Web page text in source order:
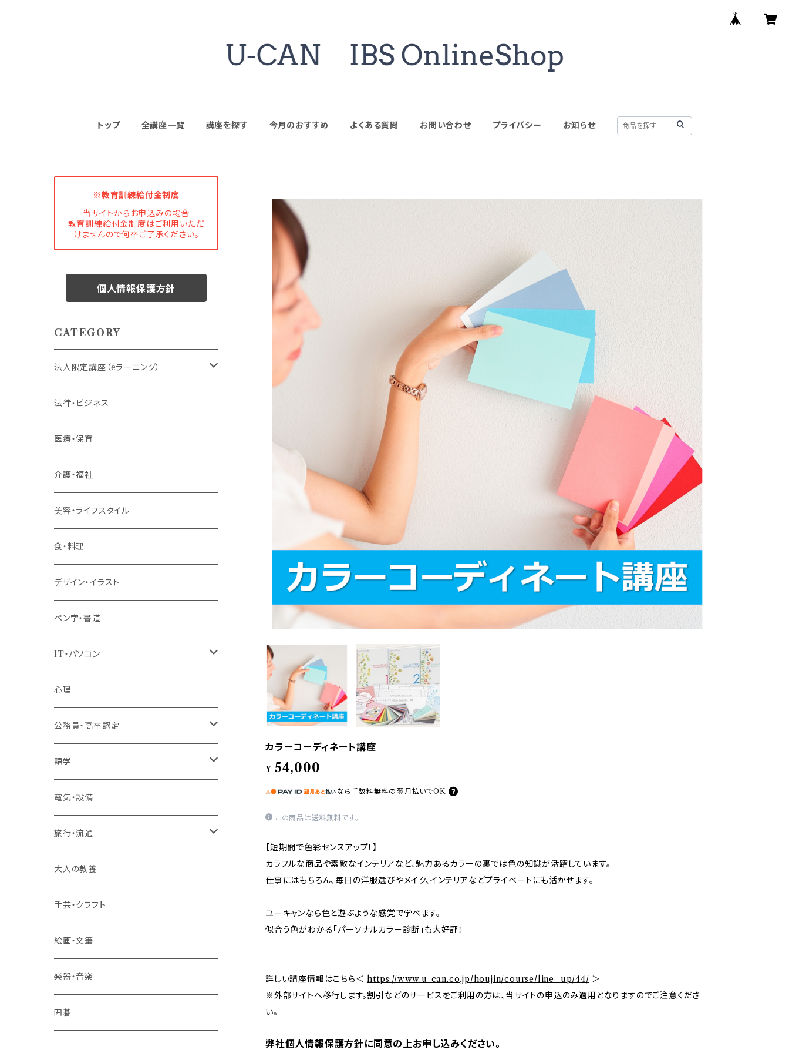
トップ 全講座一覧 講座を探す 今月のおすすめ よくある質問 お問い合わせ プライバシー お知らせ
カラーコーディネート講座
¥ 54,000
なら 手数料無料の 翌月払いでOK
この商品は送料無料です。
【短期間で色彩センスアップ！】
カラフルな商品や素敵なインテリアなど、魅力あるカラーの裏では色の知識が活躍しています。
仕事にはもちろん、毎日の洋服選びやメイク、インテリアなどプライベートにも活かせます。
ユーキャンなら色と遊ぶような感覚で学べます。
似合う色がわかる「パーソナルカラー診断」も大好評！
詳しい講座情報はこちら＜https://www.u-can.co.jp/houjin/course/line_up/44/ ＞
※外部サイトへ移行します。割引などのサービスをご利用の方は、当サイトの申込のみ適用となりますのでご注意くださ
い。
弊社個人情報保護方針に同意の上お申し込みください。
※教育訓練給付金制度
当サイトからお申込みの場合
教育訓練給付金制度はご利用いただ
けませんので何卒ご了承ください。
個人情報保護方針
CATEGORY
法人限定講座（eラーニング）
内定者・新入社員
若手社員・中堅社員
リーダー（主任・係長）
管理職
階層共通
パッケージプラン
法律・ビジネス
医療・保育
介護・福祉
美容・ライフスタイル
食・料理
デザイン・イラスト
ペン字・書道
IT・パソコン
MOS（ﾏｲｸﾛｿﾌﾄｵﾌｨｽｽﾍﾟｼｬﾘｽﾄ）講座
プログラミング・Web制作入門講座
1コース受講
2コースまとめて受講
その他 IT・パソコン
心理
公務員・高卒認定
高卒認定講座
大卒公務員受験対策講座
語学
TOEIC®L&Rテスト対策講座
その他 語学
電気・設備
旅行・流通
旅行業務取扱管理者講座
その他 旅行・流通
大人の教養
手芸・クラフト
絵画・文筆
楽器・音楽
囲碁